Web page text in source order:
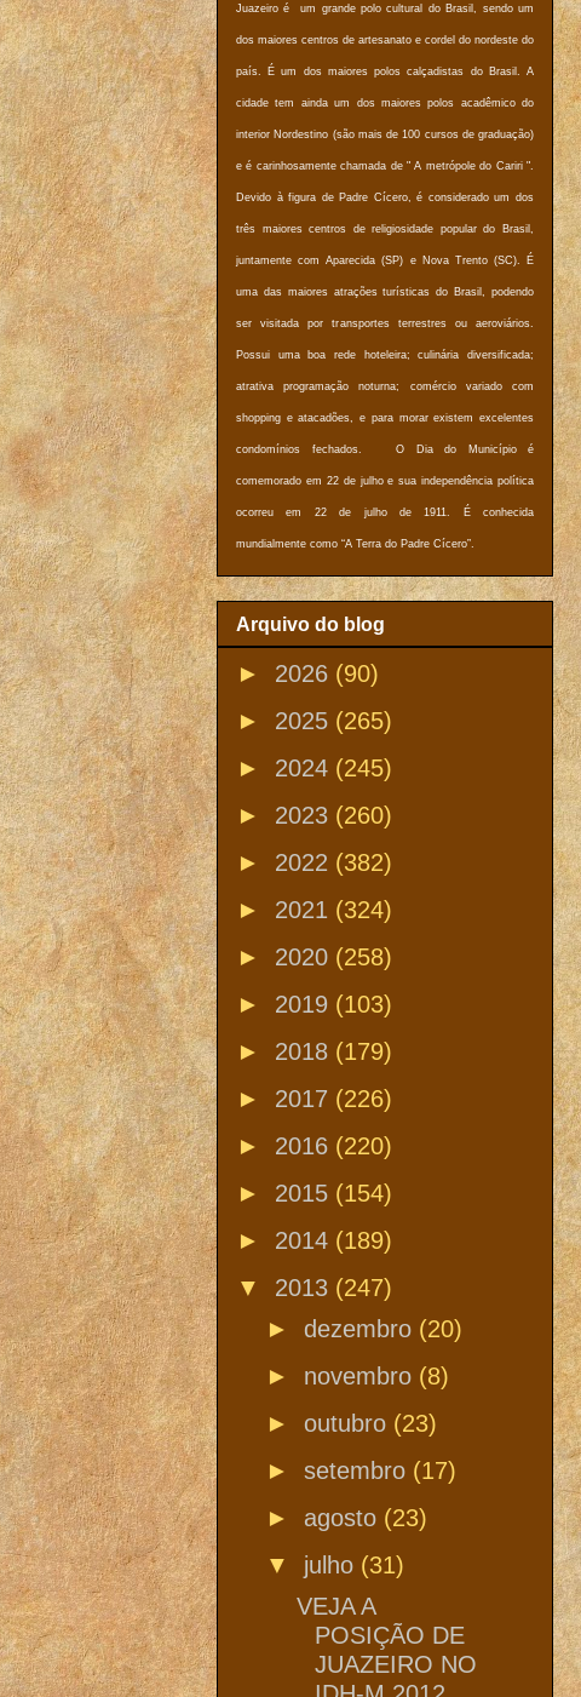
Juazeiro é um grande polo cultural do Brasil, sendo um
dos maiores centros de artesanato e cordel do nordeste do
país. É um dos maiores polos calçadistas do Brasil. A
cidade tem ainda um dos maiores polos acadêmico do
interior Nordestino (são mais de 100 cursos de graduação)
e é carinhosamente chamada de " A metrópole do Cariri ".
Devido à figura de Padre Cícero, é considerado um dos
três maiores centros de religiosidade popular do Brasil,
juntamente com Aparecida (SP) e Nova Trento (SC). É
uma das maiores atrações turísticas do Brasil, podendo
ser visitada por transportes terrestres ou aeroviários.
Possui uma boa rede hoteleira; culinária diversificada;
atrativa programação noturna; comércio variado com
shopping e atacadões, e para morar existem excelentes
condomínios fechados. O Dia do Município é
comemorado em 22 de julho e sua independência política
ocorreu em 22 de julho de 1911. É conhecida
mundialmente como “A Terra do Padre Cícero”.
Arquivo do blog
► 2026 (90)
► 2025 (265)
► 2024 (245)
► 2023 (260)
► 2022 (382)
► 2021 (324)
► 2020 (258)
► 2019 (103)
► 2018 (179)
► 2017 (226)
► 2016 (220)
► 2015 (154)
► 2014 (189)
▼ 2013 (247)
► dezembro (20)
► novembro (8)
► outubro (23)
► setembro (17)
► agosto (23)
▼ julho (31)
VEJA A
POSIÇÃO DE
JUAZEIRO NO